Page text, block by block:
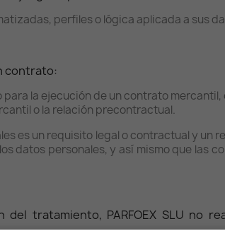
perfiles o lógica aplicada a sus
contrato:
la ejecución de un contrato
o la relación precontractual.
es un requisito legal o contractual y
datos personales, y así mismo que las
tratamiento, PARFOEX SLU no